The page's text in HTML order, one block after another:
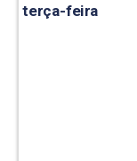
terça-feira